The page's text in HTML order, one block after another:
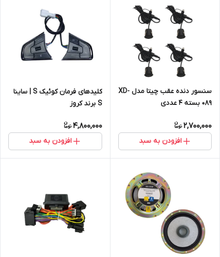
سنسور دنده عقب چیتا مدل XD-
089 بسته 4 عددی
2,700,000
افزودن به سبد
کلیدهای فرمان کوئیک S | ساینا
S برند کروز
4,800,000
افزودن به سبد